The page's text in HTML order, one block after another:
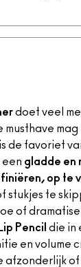
doet veel
musthave
de favoriet
een gladde en
op te
stukjes te
of
Pencil die in
en volume
afzonderlijk